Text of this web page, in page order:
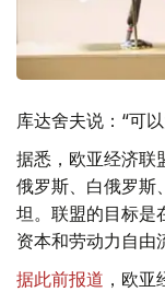
库达舍夫说：“可
据悉，欧亚经济联
俄罗斯、白俄罗斯
坦。联盟的目标是
资本和劳动力自由
据此前报道 ，欧